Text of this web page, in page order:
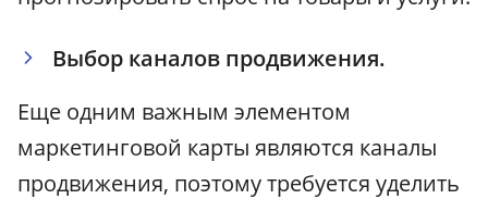
Выбор каналов продвижения.
Еще одним важным элементом
маркетинговой карты являются каналы
продвижения, поэтому требуется уделить